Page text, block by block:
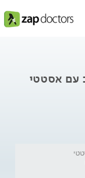
עם אסטטי